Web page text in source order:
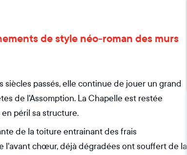
de style néo-roman des murs
passés, elle continue de jouer un grand
de l'Assomption. La Chapelle est restée
péril sa structure.
de la toiture entrainant des frais
l'avant chœur, déjà dégradées ont souffert de la